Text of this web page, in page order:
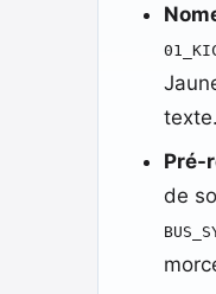
texte.
Pré-
de